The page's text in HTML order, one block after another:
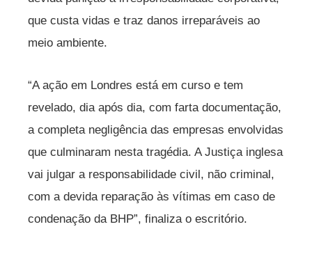
que custa vidas e traz danos irreparáveis ao
meio ambiente.
“A ação em Londres está em curso e tem
revelado, dia após dia, com farta documentação,
a completa negligência das empresas envolvidas
que culminaram nesta tragédia. A Justiça inglesa
vai julgar a responsabilidade civil, não criminal,
com a devida reparação às vítimas em caso de
condenação da BHP”, finaliza o escritório.